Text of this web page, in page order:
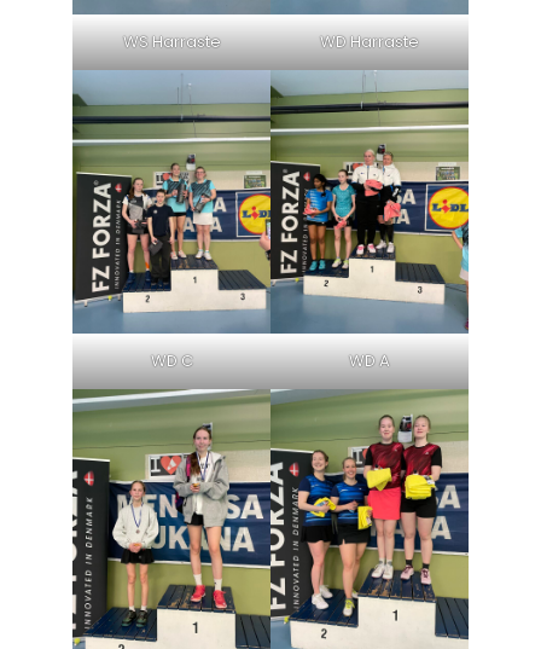
WS Harraste WD Harraste
WD C WD A